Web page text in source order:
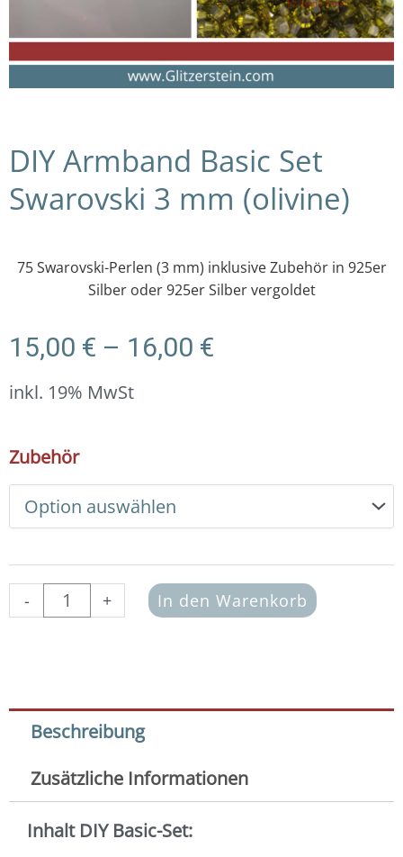
DIY Armband Basic Set
Swarovski 3 mm (olivine)
75 Swarovski-Perlen (3 mm) inklusive Zubehör in 925er
Silber oder 925er Silber vergoldet
15,00 € – 16,00 €
inkl. 19% MwSt
Zubehör
-
DIY
Armband
Basic
Set
Swarovski
mm
(olivine)
Menge
+ In den Warenkorb
Beschreibung
Zusätzliche Informationen
Inhalt DIY Basic-Set: